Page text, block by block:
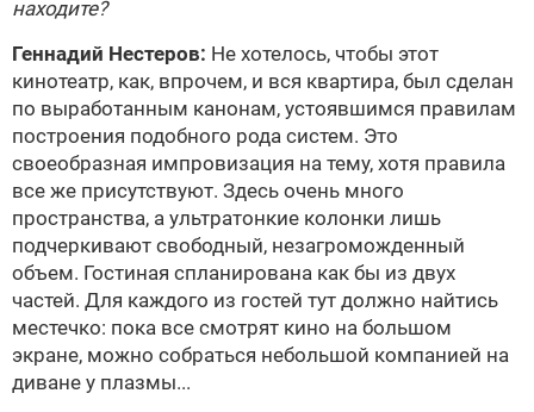
находите?
Геннадий Нестеров: Не хотелось, чтобы этот
кинотеатр, как, впрочем, и вся квартира, был сделан
по выработанным канонам, устоявшимся правилам
построения подобного рода систем. Это
своеобразная импровизация на тему, хотя правила
все же присутствуют. Здесь очень много
пространства, а ультратонкие колонки лишь
подчеркивают свободный, незагроможденный
объем. Гостиная спланирована как бы из двух
частей. Для каждого из гостей тут должно найтись
местечко: пока все смотрят кино на большом
экране, можно собраться небольшой компанией на
диване у плазмы...